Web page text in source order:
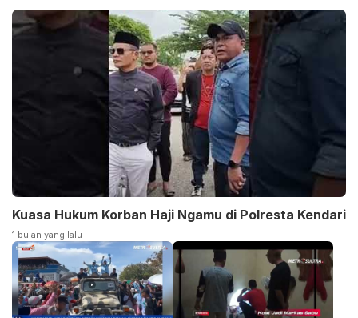
Kuasa Hukum Korban Haji Ngamu di Polresta Kendari
1 bulan yang lalu